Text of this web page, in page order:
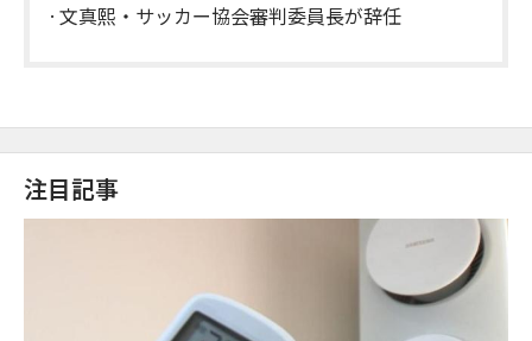
文真熙・サッカー協会審判委員長が辞任
注目記事